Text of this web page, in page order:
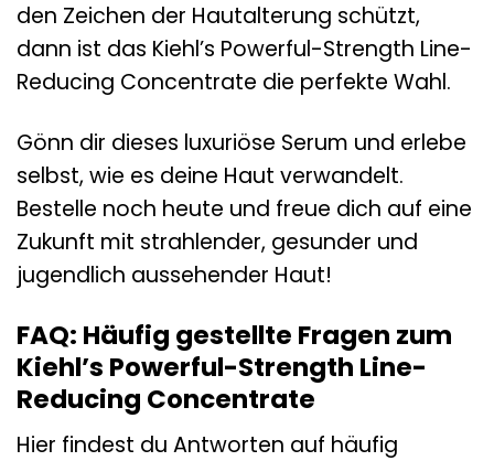
den Zeichen der Hautalterung schützt,
dann ist das Kiehl’s Powerful-Strength Line-
Reducing Concentrate die perfekte Wahl.
Gönn dir dieses luxuriöse Serum und erlebe
selbst, wie es deine Haut verwandelt.
Bestelle noch heute und freue dich auf eine
Zukunft mit strahlender, gesunder und
jugendlich aussehender Haut!
FAQ: Häufig gestellte Fragen zum
Kiehl’s Powerful-Strength Line-
Reducing Concentrate
Hier findest du Antworten auf häufig